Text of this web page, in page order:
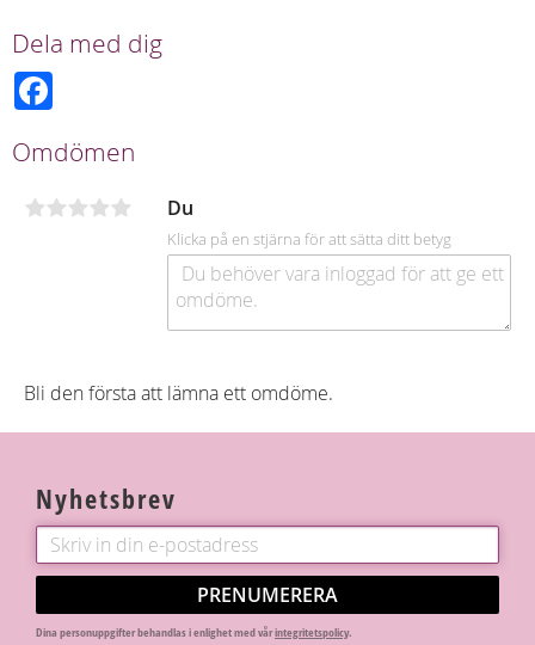
Dela med dig
b
o
k
Omdömen
Du
Klicka på en stjärna för att sätta ditt betyg
Bli den första att lämna ett omdöme.
Nyhetsbrev
PRENUMERERA
Dina personuppgifter behandlas i enlighet med vårintegritetspolicy.